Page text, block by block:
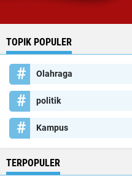
TOPIK POPULER
Olahraga
politik
Kampus
TERPOPULER